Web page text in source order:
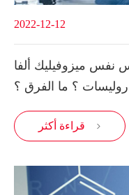
2022-12-12
نفس ميزوفيليك ألفا
؟ ما الفرق ؟
قراءة أكثر 